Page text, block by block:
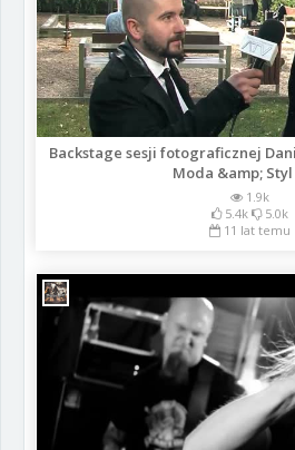
Backstage sesji fotograficznej
Moda &amp; Styl
1.9k
5.4k
5.0k
11 lat temu